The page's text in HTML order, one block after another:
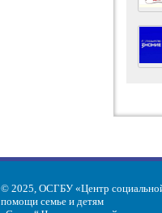
© 2025, ОСГБУ «Центр
помощи семье и детям